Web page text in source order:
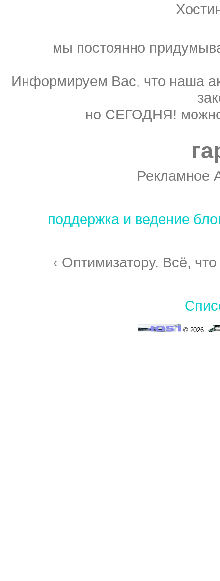
мы постоянно
Информируем Вас, что наша
но СЕГОДНЯ!
Рекламное
поддержка и ведение
‹ Оптимизатору. Всё,
© 2026.